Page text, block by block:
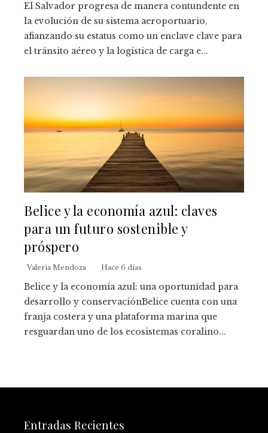
El Salvador progresa de manera contundente en
la evolución de su sistema aeroportuario,
afianzando su estatus como un enclave clave para
el tránsito aéreo y la logística de carga e...
Belice y la economía azul: claves
para un futuro sostenible y
próspero
Valeria Mendoza Hace 6 días
Belice y la economía azul: una oportunidad para
desarrollo y conservaciónBelice cuenta con una
franja costera y una plataforma marina que
resguardan uno de los ecosistemas coralino...
Entradas Recientes